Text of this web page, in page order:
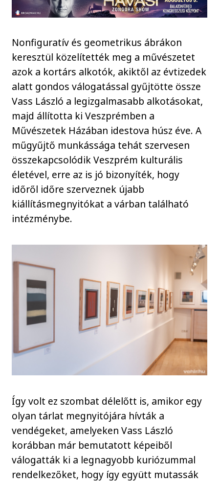
Nonfiguratív és geometrikus ábrákon
keresztül közelítették meg a művészetet
azok a kortárs alkotók, akiktől az évtizedek
alatt gondos válogatással gyűjtötte össze
Vass László a legizgalmasabb alkotásokat,
majd állította ki Veszprémben a
Művészetek Házában idestova húsz éve. A
műgyűjtő munkássága tehát szervesen
összekapcsolódik Veszprém kulturális
életével, erre az is jó bizonyíték, hogy
időről időre szerveznek újabb
kiállításmegnyitókat a várban található
intézménybe.
Így volt ez szombat délelőtt is, amikor egy
olyan tárlat megnyitójára hívták a
vendégeket, amelyeken Vass László
korábban már bemutatott képeiből
válogatták ki a legnagyobb kuriózummal
rendelkezőket, hogy így együtt mutassák